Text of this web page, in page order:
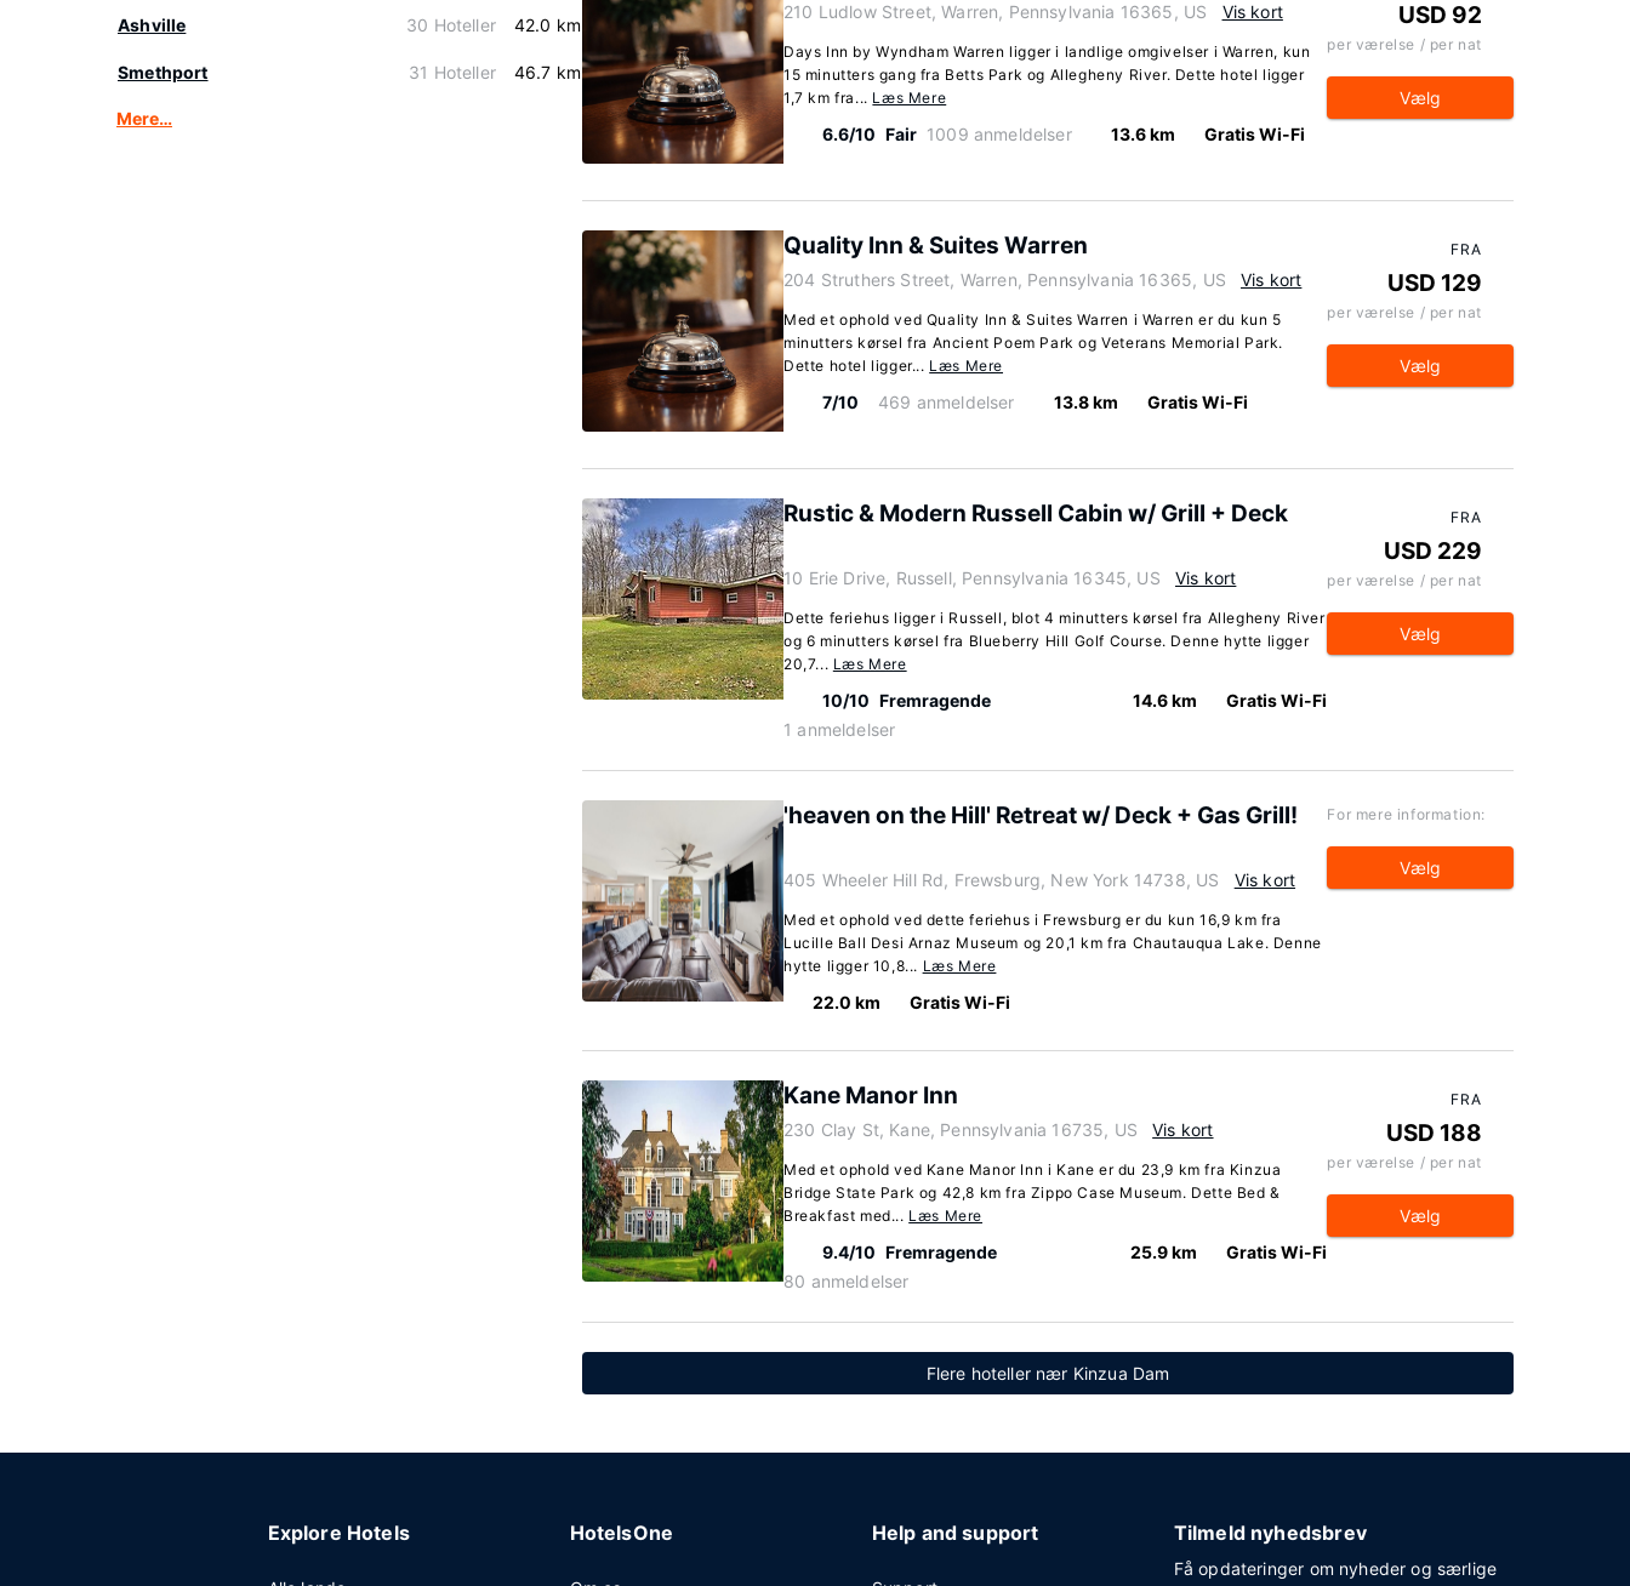
Ashville 30 Hoteller 42.0 km
Smethport 31 Hoteller 46.7 km
Mere…
210 Ludlow Street, Warren, Pennsylvania 16365, US Vis kort
Days Inn by Wyndham Warren ligger i landlige omgivelser i Warren, kun
15 minutters gang fra Betts Park og Allegheny River. Dette hotel ligger
1,7 km fra... Læs Mere
6.6/10 Fair 1009 anmeldelser 13.6 km Gratis Wi-Fi
USD 92
per værelse / per nat
Vælg
Quality Inn & Suites Warren
204 Struthers Street, Warren, Pennsylvania 16365, US Vis kort
Med et ophold ved Quality Inn & Suites Warren i Warren er du kun 5
minutters kørsel fra Ancient Poem Park og Veterans Memorial Park.
Dette hotel ligger... Læs Mere
7/10 469 anmeldelser 13.8 km Gratis Wi-Fi
FRA
USD 129
per værelse / per nat
Vælg
Rustic & Modern Russell Cabin w/ Grill + Deck
10 Erie Drive, Russell, Pennsylvania 16345, US Vis kort
Dette feriehus ligger i Russell, blot 4 minutters kørsel fra Allegheny River
og 6 minutters kørsel fra Blueberry Hill Golf Course. Denne hytte ligger
20,7... Læs Mere
10/10 Fremragende
1 anmeldelser
14.6 km Gratis Wi-Fi
FRA
USD 229
per værelse / per nat
Vælg
'heaven on the Hill' Retreat w/ Deck + Gas Grill!
405 Wheeler Hill Rd, Frewsburg, New York 14738, US Vis kort
Med et ophold ved dette feriehus i Frewsburg er du kun 16,9 km fra
Lucille Ball Desi Arnaz Museum og 20,1 km fra Chautauqua Lake. Denne
hytte ligger 10,8... Læs Mere
22.0 km Gratis Wi-Fi
For mere information:
Vælg
Kane Manor Inn
230 Clay St, Kane, Pennsylvania 16735, US Vis kort
Med et ophold ved Kane Manor Inn i Kane er du 23,9 km fra Kinzua
Bridge State Park og 42,8 km fra Zippo Case Museum. Dette Bed &
Breakfast med... Læs Mere
9.4/10 Fremragende
80 anmeldelser
25.9 km Gratis Wi-Fi
FRA
USD 188
per værelse / per nat
Vælg
Flere hoteller nær Kinzua Dam
Explore Hotels HotelsOne Help and support Tilmeld nyhedsbrev
Få opdateringer om nyheder og særlige